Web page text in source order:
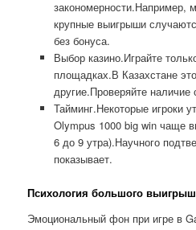
закономерности.Например,
крупные выигрыши
без бонуса.
Выбор казино.Играйте
площадках.В Казахстане
другие.Проверяйте наличие
Тайминг.Некоторые игроки
Olympus 1000 big win чаще
6 до 9 утра).Научного
показывает.
Психология большого
Эмоциональный фон при игре в